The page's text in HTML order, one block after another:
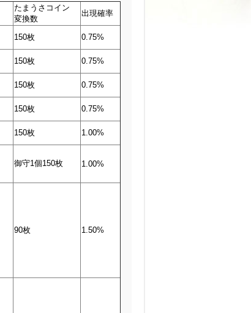
たまうさコイン
変換数
出現確率
150枚
0.75%
150枚
0.75%
150枚
0.75%
150枚
0.75%
150枚 1.00%
御守1個150枚 1.00%
90枚 1.50%